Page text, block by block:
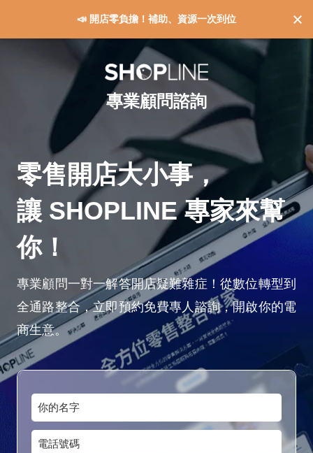
📣 開店零負擔！補助、資源一次到位
專業顧問諮詢
零售開店大小事，
讓 SHOPLINE 專家來幫
你！
專業顧問一對一解答開店疑難雜症！從數位轉型到
全通路整合，立即預約免費專人諮詢，開啟你的電
商生意。
你
的
名
電